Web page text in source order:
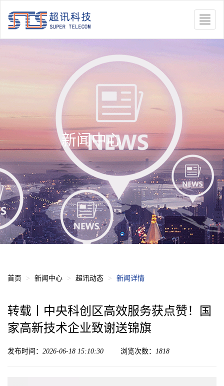
Toggle
新闻中心
首页 新闻中心 超讯动态 新闻详情
转载丨中央科创区高效服务获点赞！国
家高新技术企业致谢送锦旗
发布时间： 2026-06-18 15:10:30 浏览次数： 1818